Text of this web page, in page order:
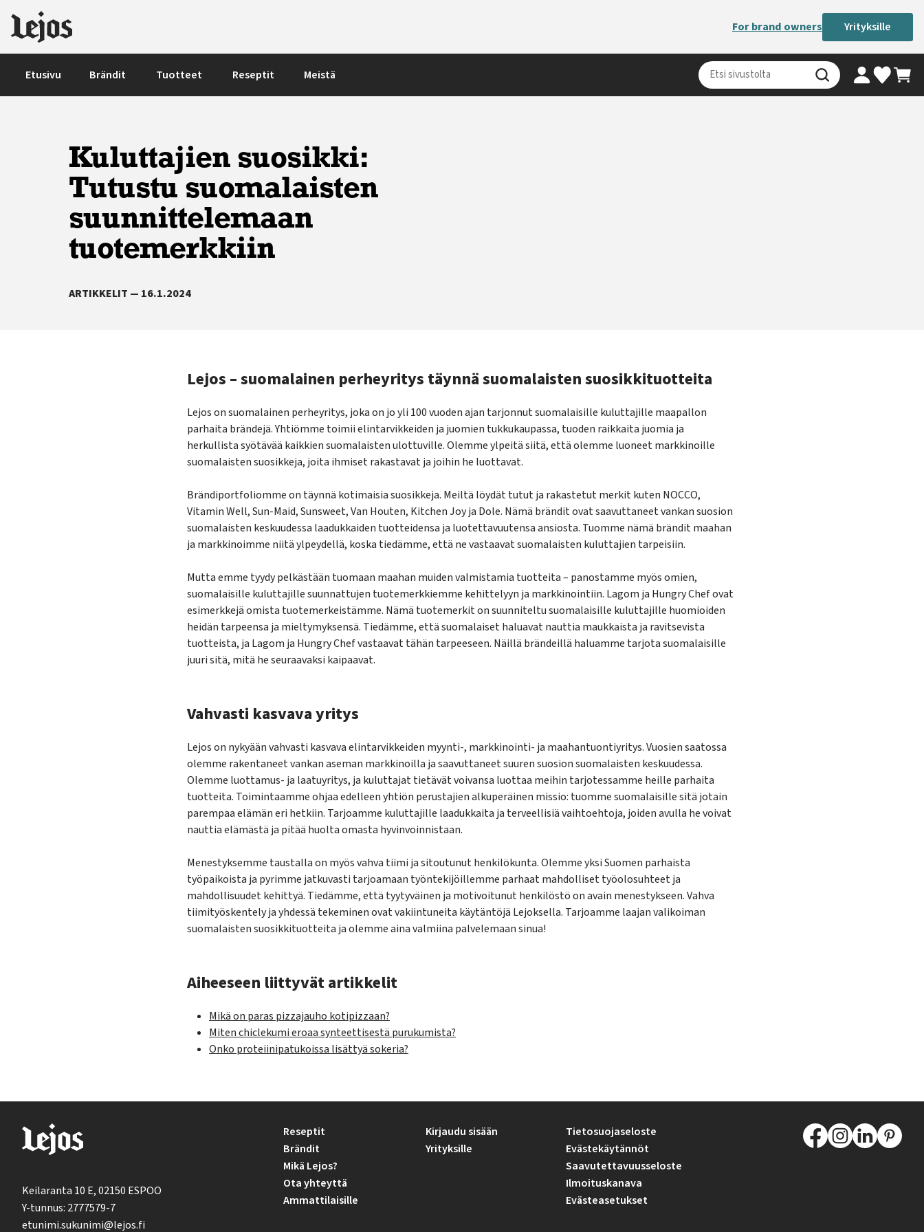
Siirry sisältöön
For brand owners
Yrityksille
Etusivu Brändit Tuotteet Reseptit Meistä Haku
Oma tili
Kuluttajien suosikki:
Tutustu suomalaisten
suunnittelemaan
tuotemerkkiin
ARTIKKELIT — 16.1.2024
Lejos – suomalainen perheyritys täynnä suomalaisten suosikkituotteita
Lejos on suomalainen perheyritys, joka on jo yli 100 vuoden ajan tarjonnut suomalaisille kuluttajille maapallon
parhaita brändejä. Yhtiömme toimii elintarvikkeiden ja juomien tukkukaupassa, tuoden raikkaita juomia ja
herkullista syötävää kaikkien suomalaisten ulottuville. Olemme ylpeitä siitä, että olemme luoneet markkinoille
suomalaisten suosikkeja, joita ihmiset rakastavat ja joihin he luottavat.
Brändiportfoliomme on täynnä kotimaisia suosikkeja. Meiltä löydät tutut ja rakastetut merkit kuten NOCCO,
Vitamin Well, Sun-Maid, Sunsweet, Van Houten, Kitchen Joy ja Dole. Nämä brändit ovat saavuttaneet vankan suosion
suomalaisten keskuudessa laadukkaiden tuotteidensa ja luotettavuutensa ansiosta. Tuomme nämä brändit maahan
ja markkinoimme niitä ylpeydellä, koska tiedämme, että ne vastaavat suomalaisten kuluttajien tarpeisiin.
Mutta emme tyydy pelkästään tuomaan maahan muiden valmistamia tuotteita – panostamme myös omien,
suomalaisille kuluttajille suunnattujen tuotemerkkiemme kehittelyyn ja markkinointiin. Lagom ja Hungry Chef ovat
esimerkkejä omista tuotemerkeistämme. Nämä tuotemerkit on suunniteltu suomalaisille kuluttajille huomioiden
heidän tarpeensa ja mieltymyksensä. Tiedämme, että suomalaiset haluavat nauttia maukkaista ja ravitsevista
tuotteista, ja Lagom ja Hungry Chef vastaavat tähän tarpeeseen. Näillä brändeillä haluamme tarjota suomalaisille
juuri sitä, mitä he seuraavaksi kaipaavat.
Vahvasti kasvava yritys
Lejos on nykyään vahvasti kasvava elintarvikkeiden myynti-, markkinointi- ja maahantuontiyritys. Vuosien saatossa
olemme rakentaneet vankan aseman markkinoilla ja saavuttaneet suuren suosion suomalaisten keskuudessa.
Olemme luottamus- ja laatuyritys, ja kuluttajat tietävät voivansa luottaa meihin tarjotessamme heille parhaita
tuotteita. Toimintaamme ohjaa edelleen yhtiön perustajien alkuperäinen missio: tuomme suomalaisille sitä jotain
parempaa elämän eri hetkiin. Tarjoamme kuluttajille laadukkaita ja terveellisiä vaihtoehtoja, joiden avulla he voivat
nauttia elämästä ja pitää huolta omasta hyvinvoinnistaan.
Menestyksemme taustalla on myös vahva tiimi ja sitoutunut henkilökunta. Olemme yksi Suomen parhaista
työpaikoista ja pyrimme jatkuvasti tarjoamaan työntekijöillemme parhaat mahdolliset työolosuhteet ja
mahdollisuudet kehittyä. Tiedämme, että tyytyväinen ja motivoitunut henkilöstö on avain menestykseen. Vahva
tiimityöskentely ja yhdessä tekeminen ovat vakiintuneita käytäntöjä Lejoksella. Tarjoamme laajan valikoiman
suomalaisten suosikkituotteita ja olemme aina valmiina palvelemaan sinua!
Aiheeseen liittyvät artikkelit
Mikä on paras pizzajauho kotipizzaan?
Miten chiclekumi eroaa synteettisestä purukumista?
Onko proteiinipatukoissa lisättyä sokeria?
Keilaranta 10 E, 02150 ESPOO
Y-tunnus: 2777579-7
etunimi.sukunimi@lejos.fi
Reseptit
Brändit
Mikä Lejos?
Ota yhteyttä
Ammattilaisille
Kirjaudu sisään
Yrityksille
Tietosuojaseloste
Evästekäytännöt
Saavutettavuusseloste
Ilmoituskanava
Evästeasetukset